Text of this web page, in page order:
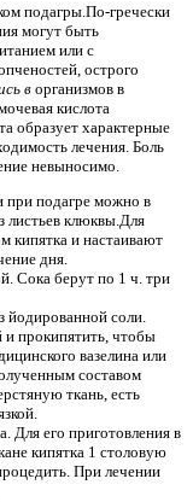
подагры.По-гречески
могут быть
или с
острого
ворганизмов в
кислота
образует характерные
лечения. Боль
невыносимо.
при подагре можно в
листьев клюквы.Для
кипятка и настаивают
дня.
Сока берут по 1 ч. три
йодированной соли.
и прокипятить, чтобы
вазелина или
составом
ткань, есть
Для его приготовления в
кипятка 1 столовую
При лечении